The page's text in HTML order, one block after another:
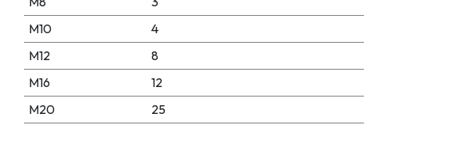
M10
4
M12
8
M16
12
M20
25